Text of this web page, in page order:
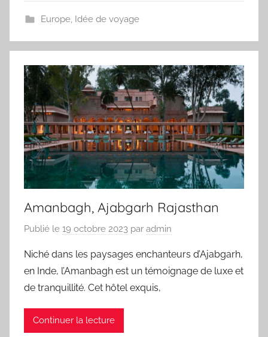
Europe, Idée de voyage
Amanbagh, Ajabgarh Rajasthan
Publié le 19 octobre 2023 par admin
Niché dans les paysages enchanteurs d’Ajabgarh,
en Inde, l’Amanbagh est un témoignage de luxe et
de tranquillité. Cet hôtel exquis,
Continuer la lecture